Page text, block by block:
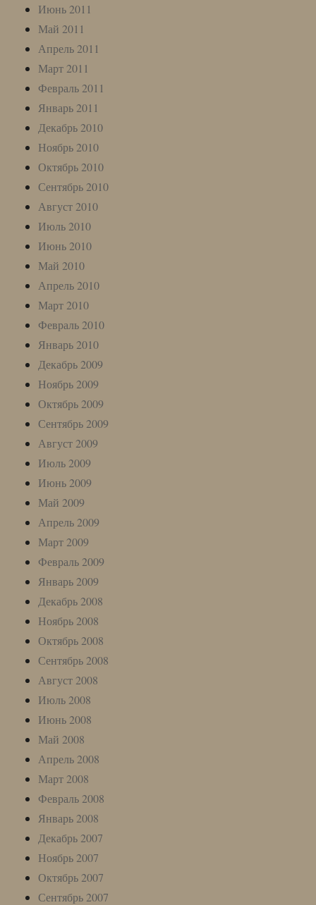
Июнь 2011
Май 2011
Апрель 2011
Март 2011
Февраль 2011
Январь 2011
Декабрь 2010
Ноябрь 2010
Октябрь 2010
Сентябрь 2010
Август 2010
Июль 2010
Июнь 2010
Май 2010
Апрель 2010
Март 2010
Февраль 2010
Январь 2010
Декабрь 2009
Ноябрь 2009
Октябрь 2009
Сентябрь 2009
Август 2009
Июль 2009
Июнь 2009
Май 2009
Апрель 2009
Март 2009
Февраль 2009
Январь 2009
Декабрь 2008
Ноябрь 2008
Октябрь 2008
Сентябрь 2008
Август 2008
Июль 2008
Июнь 2008
Май 2008
Апрель 2008
Март 2008
Февраль 2008
Январь 2008
Декабрь 2007
Ноябрь 2007
Октябрь 2007
Сентябрь 2007